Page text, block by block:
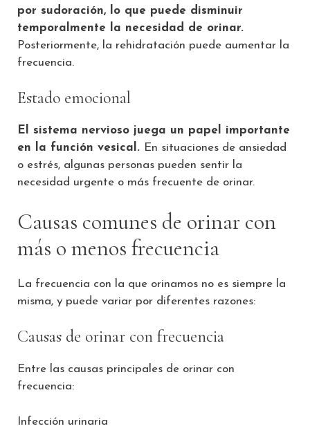
por sudoración, lo que puede disminuir
temporalmente la necesidad de orinar.
Posteriormente, la rehidratación puede aumentar la
frecuencia.
Estado emocional
El sistema nervioso juega un papel importante
en la función vesical. En situaciones de ansiedad
o estrés, algunas personas pueden sentir la
necesidad urgente o más frecuente de orinar.
Causas comunes de orinar con
más o menos frecuencia
La frecuencia con la que orinamos no es siempre la
misma, y puede variar por diferentes razones:
Causas de orinar con frecuencia
Entre las causas principales de orinar con
frecuencia:
Infección urinaria